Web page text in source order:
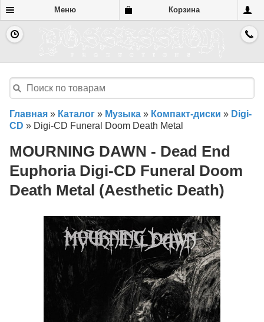
Меню Корзина
Главная » Каталог » Музыка » Компакт-диски » Digi-
CD » Digi-CD Funeral Doom Death Metal
MOURNING DAWN - Dead End
Euphoria Digi-CD Funeral Doom
Death Metal (Aesthetic Death)